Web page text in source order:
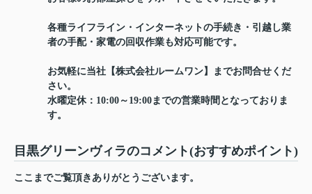
各種ライフライン・インターネットの手続き・引越し業
者の手配・家電の回収作業も対応可能です。
お気軽に当社【株式会社ルームワン】までお問合せくだ
さい。
水曜定休：10:00～19:00までの営業時間となっておりま
す。
目黒グリーンヴィラのコメント(おすすめポイント)
ここまでご覧頂きありがとうございます。